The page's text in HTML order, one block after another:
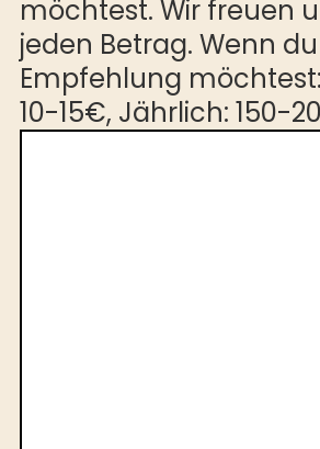
möchtest. Wir freuen
jeden Betrag. Wenn
Empfehlung
10-15€, Jährlich: 150-